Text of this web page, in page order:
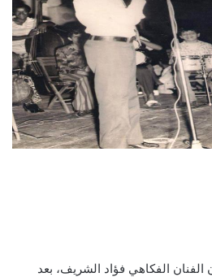
الفكاهي فؤاد الشريف، بعد